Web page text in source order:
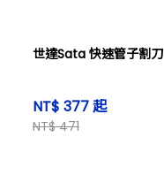
世達Sata 快速管子割刀
NT$ 377 起
NT$ 471